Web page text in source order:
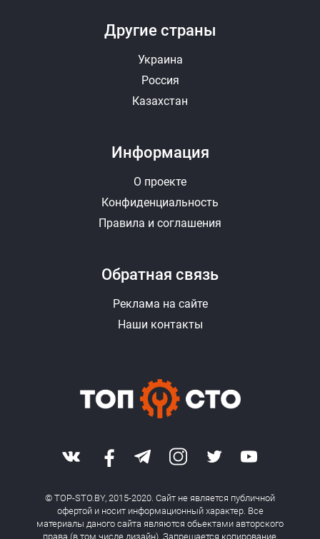
Другие страны
Украина
Россия
Казахстан
Информация
О проекте
Конфиденциальность
Правила и соглашения
Обратная связь
Реклама на сайте
Наши контакты
© TOP-STO.BY, 2015-2020. Сайт не является публичной
офертой и носит информационный характер. Все
материалы даного сайта являются обьектами авторского
права (в том числе дизайн). Запрещается копирование,